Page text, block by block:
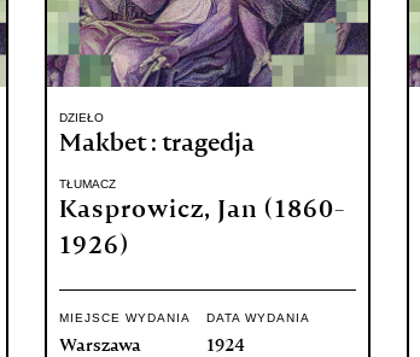
DZIEŁO
Makbet : tragedja
TŁUMACZ
Kasprowicz, Jan (1860-
1926)
MIEJSCE WYDANIA
Warszawa
DATA WYDANIA
1924